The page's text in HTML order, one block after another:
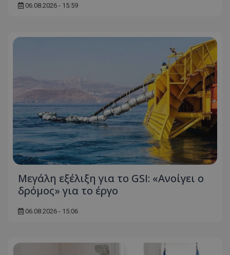
06.08.2026 - 15:59
Μεγάλη εξέλιξη για το GSI: «Ανοίγει ο
δρόμος» για το έργο
06.08.2026 - 15:06